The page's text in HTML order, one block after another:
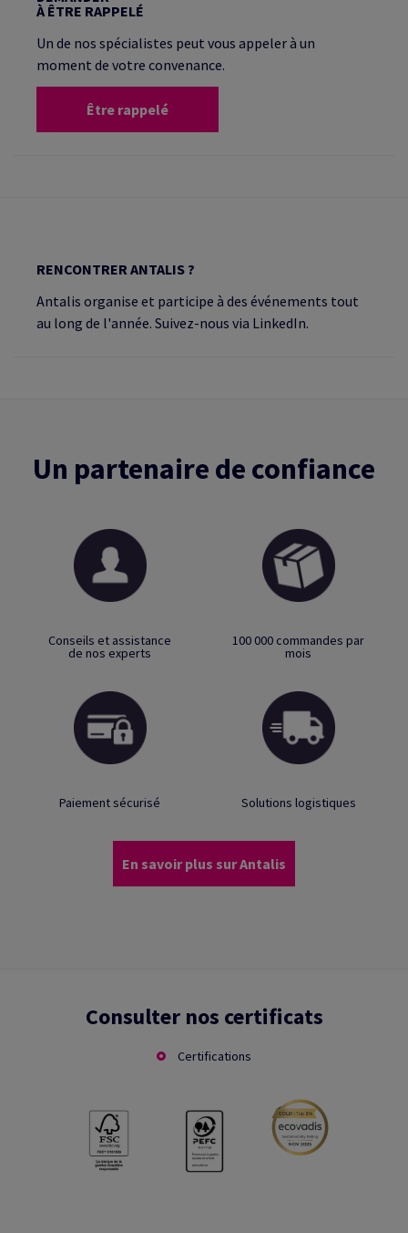
À ÊTRE RAPPELÉ
Un de nos spécialistes peut vous appeler à un
moment de votre convenance.
Être rappelé
RENCONTRER ANTALIS ?
Antalis organise et participe à des événements tout
au long de l'année. Suivez-nous via LinkedIn.
Un partenaire de confiance
Conseils et assistance
de nos experts
100 000 commandes par
mois
Paiement sécurisé Solutions logistiques
En savoir plus sur Antalis
Consulter nos certificats
Certifications